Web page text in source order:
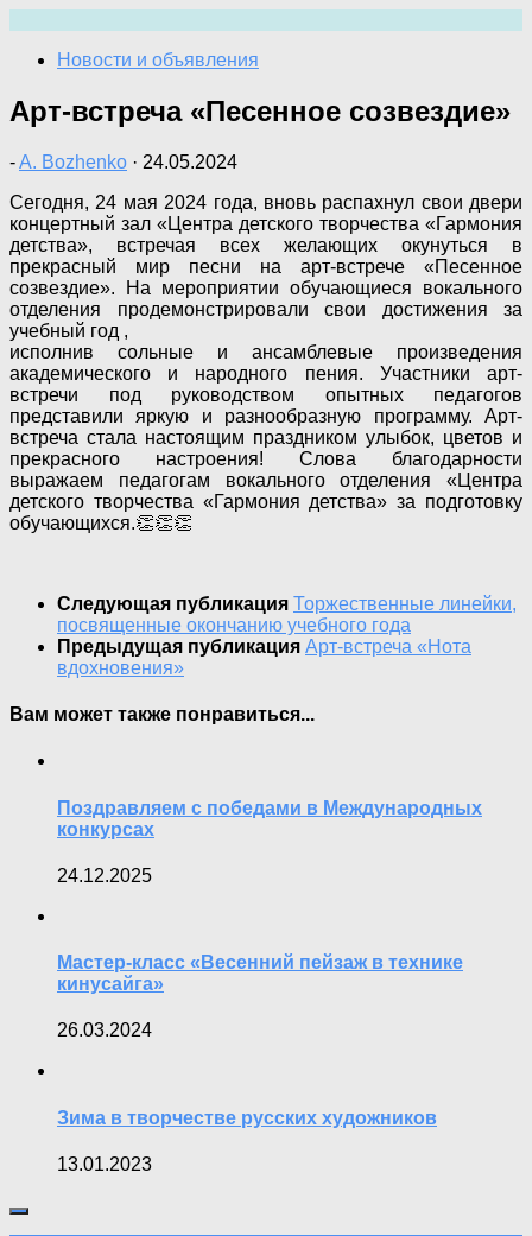
содержимому
Новости и объявления
Арт-встреча «Песенное созвездие»
-A. Bozhenko · 24.05.2024
Сегодня, 24 мая 2024 года, вновь распахнул свои двери
концертный зал «Центра детского творчества «Гармония
детства», встречая всех желающих окунуться в
прекрасный мир песни на арт-встрече «Песенное
созвездие». На мероприятии обучающиеся вокального
отделения продемонстрировали свои достижения за
учебный год ,
исполнив сольные и ансамблевые произведения
академического и народного пения. Участники арт-
встречи под руководством опытных педагогов
представили яркую и разнообразную программу. Арт-
встреча стала настоящим праздником улыбок, цветов и
прекрасного настроения! Слова благодарности
выражаем педагогам вокального отделения «Центра
детского творчества «Гармония детства» за подготовку
обучающихся.👏👏👏
Следующая публикация Торжественные линейки,
посвященные окончанию учебного года
Предыдущая публикация Арт-встреча «Нота
вдохновения»
Вам может также понравиться...
Поздравляем с победами в Международных
конкурсах
24.12.2025
Мастер-класс «Весенний пейзаж в технике
кинусайга»
26.03.2024
Зима в творчестве русских художников
13.01.2023